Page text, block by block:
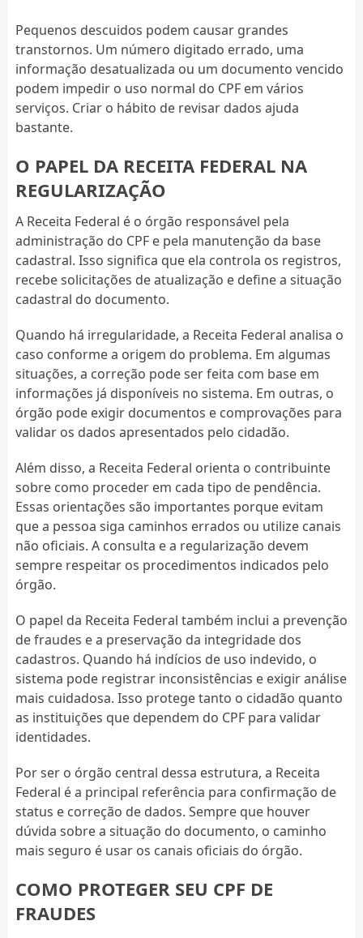
Pequenos descuidos podem causar grandes
transtornos. Um número digitado errado, uma
informação desatualizada ou um documento vencido
podem impedir o uso normal do CPF em vários
serviços. Criar o hábito de revisar dados ajuda
bastante.
O PAPEL DA RECEITA FEDERAL NA
REGULARIZAÇÃO
A Receita Federal é o órgão responsável pela
administração do CPF e pela manutenção da base
cadastral. Isso significa que ela controla os registros,
recebe solicitações de atualização e define a situação
cadastral do documento.
Quando há irregularidade, a Receita Federal analisa o
caso conforme a origem do problema. Em algumas
situações, a correção pode ser feita com base em
informações já disponíveis no sistema. Em outras, o
órgão pode exigir documentos e comprovações para
validar os dados apresentados pelo cidadão.
Além disso, a Receita Federal orienta o contribuinte
sobre como proceder em cada tipo de pendência.
Essas orientações são importantes porque evitam
que a pessoa siga caminhos errados ou utilize canais
não oficiais. A consulta e a regularização devem
sempre respeitar os procedimentos indicados pelo
órgão.
O papel da Receita Federal também inclui a prevenção
de fraudes e a preservação da integridade dos
cadastros. Quando há indícios de uso indevido, o
sistema pode registrar inconsistências e exigir análise
mais cuidadosa. Isso protege tanto o cidadão quanto
as instituições que dependem do CPF para validar
identidades.
Por ser o órgão central dessa estrutura, a Receita
Federal é a principal referência para confirmação de
status e correção de dados. Sempre que houver
dúvida sobre a situação do documento, o caminho
mais seguro é usar os canais oficiais do órgão.
COMO PROTEGER SEU CPF DE
FRAUDES